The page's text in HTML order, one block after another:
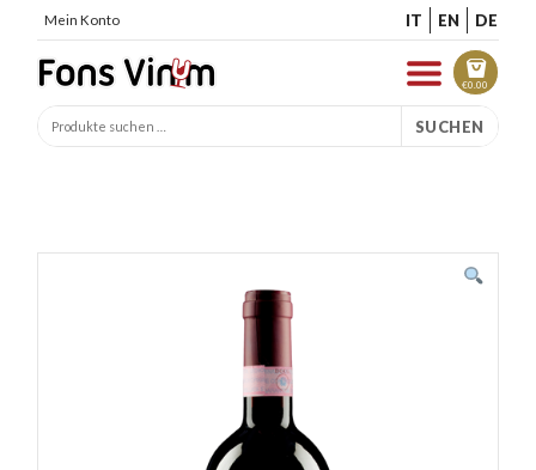
Mein Konto IT EN DE
€0.00
SUCHEN